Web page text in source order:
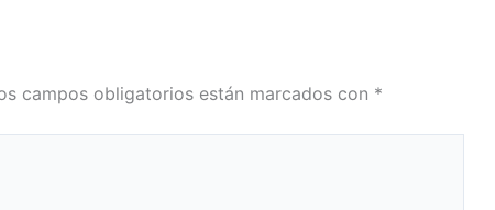
campos obligatorios están marcados con *